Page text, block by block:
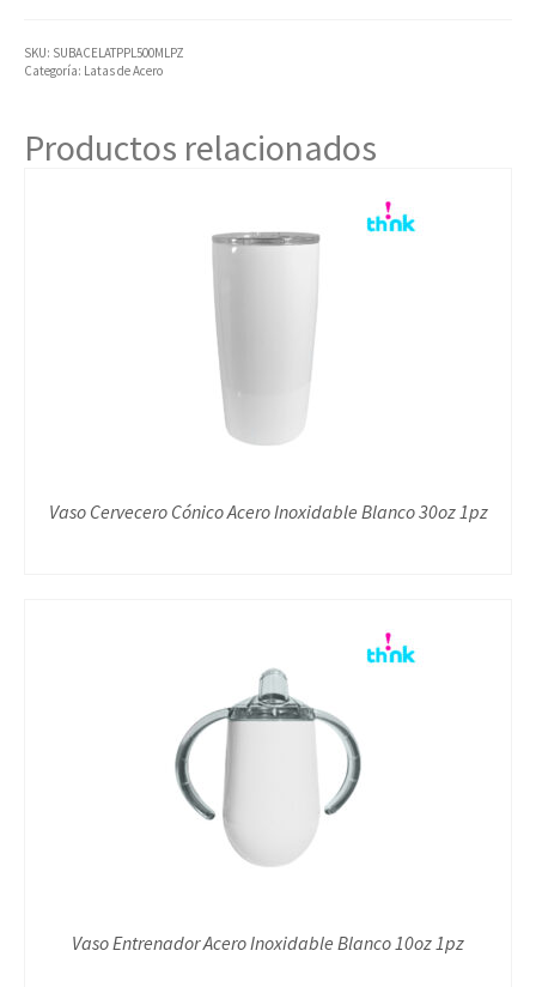
SKU: SUBACELATPPL500MLPZ
Categoría: Latas de Acero
Productos relacionados
Vaso Cervecero Cónico Acero Inoxidable Blanco 30oz 1pz
Vaso Entrenador Acero Inoxidable Blanco 10oz 1pz